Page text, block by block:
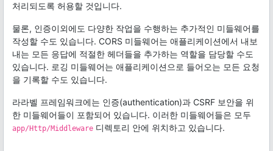
처리되도록 허용할 것입니다.
물론, 인증이외에도 다양한 작업을 수행하는 추가적인 미들웨어를
작성할 수도 있습니다. CORS 미들웨어는 애플리케이션에서 내보
내는 모든 응답에 적절한 헤더들을 추가하는 역할을 담당할 수도
있습니다. 로깅 미들웨어는 애플리케이션으로 들어오는 모든 요청
을 기록할 수도 있습니다.
라라벨 프레임워크에는 인증(authentication)과 CSRF 보안을 위
한 미들웨어들이 포함되어 있습니다. 이러한 미들웨어들은 모두
app/Http/Middleware 디렉토리 안에 위치하고 있습니다.